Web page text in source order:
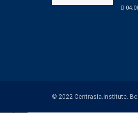
© 2022 Centrasia.institute.